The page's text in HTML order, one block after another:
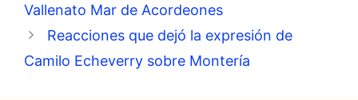
Vallenato Mar de Acordeones
Reacciones que dejó la expresión de
Camilo Echeverry sobre Montería